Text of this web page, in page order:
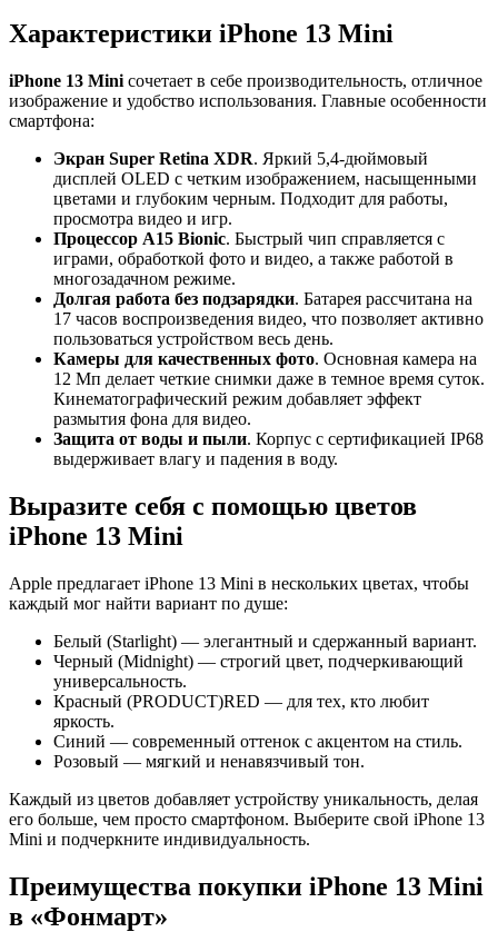
Характеристики iPhone 13 Mini
iPhone 13 Mini сочетает в себе производительность, отличное
изображение и удобство использования. Главные особенности
смартфона:
Экран Super Retina XDR. Яркий 5,4-дюймовый
дисплей OLED с четким изображением, насыщенными
цветами и глубоким черным. Подходит для работы,
просмотра видео и игр.
Процессор A15 Bionic. Быстрый чип справляется с
играми, обработкой фото и видео, а также работой в
многозадачном режиме.
Долгая работа без подзарядки. Батарея рассчитана на
17 часов воспроизведения видео, что позволяет активно
пользоваться устройством весь день.
Камеры для качественных фото. Основная камера на
12 Мп делает четкие снимки даже в темное время суток.
Кинематографический режим добавляет эффект
размытия фона для видео.
Защита от воды и пыли. Корпус с сертификацией IP68
выдерживает влагу и падения в воду.
Выразите себя с помощью цветов
iPhone 13 Mini
Apple предлагает iPhone 13 Mini в нескольких цветах, чтобы
каждый мог найти вариант по душе:
Белый (Starlight) — элегантный и сдержанный вариант.
Черный (Midnight) — строгий цвет, подчеркивающий
универсальность.
Красный (PRODUCT)RED — для тех, кто любит
яркость.
Синий — современный оттенок с акцентом на стиль.
Розовый — мягкий и ненавязчивый тон.
Каждый из цветов добавляет устройству уникальность, делая
его больше, чем просто смартфоном. Выберите свой iPhone 13
Mini и подчеркните индивидуальность.
Преимущества покупки iPhone 13 Mini
в «Фонмарт»